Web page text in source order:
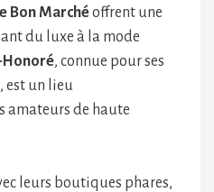
Bon Marchéoffrent une
du luxe à la mode
Honoré, connue pour ses
est un lieu
amateurs de haute
leurs boutiques phares,